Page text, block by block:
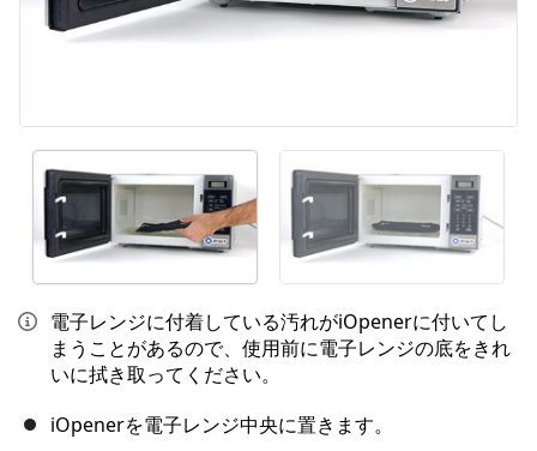
電子レンジに付着している汚れがiOpenerに付いてし
まうことがあるので、使用前に電子レンジの底をきれ
いに拭き取ってください。
iOpenerを電子レンジ中央に置きます。